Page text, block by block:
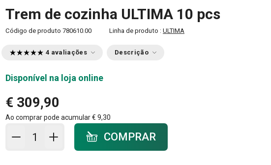
Trem de cozinha ULTIMA 10 pcs
Código de produto 780610.00 Linha de produto : ULTIMA
4 avaliações Descrição
Disponível na loja online
€ 309,90
Ao comprar pode acumular€ 9,30
Adicionar ao carrinho - quantidade
COMPRAR